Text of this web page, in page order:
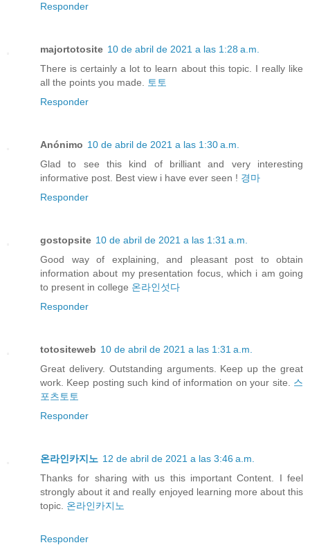
Responder
majortotosite 10 de abril de 2021 a las 1:28 a.m.
There is certainly a lot to learn about this topic. I really like
all the points you made.
토토
Responder
Anónimo 10 de abril de 2021 a las 1:30 a.m.
Glad to see this kind of brilliant and very interesting
informative post. Best view i have ever seen ! 경마
Responder
gostopsite 10 de abril de 2021 a las 1:31 a.m.
Good way of explaining, and pleasant post to obtain
information about my presentation focus, which i am going
to present in college 온라인섯다
Responder
totositeweb 10 de abril de 2021 a las 1:31 a.m.
Great delivery. Outstanding arguments. Keep up the great
work. Keep posting such kind of information on your site. 스
포츠토토
Responder
온라인카지노 12 de abril de 2021 a las 3:46 a.m.
Thanks for sharing with us this important Content. I feel
strongly about it and really enjoyed learning more about this
topic. 온라인카지노
Responder